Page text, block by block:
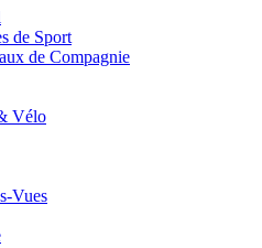
de Sport
de Compagnie
Vélo
Vues